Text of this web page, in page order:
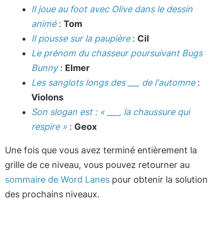
Il joue au foot avec Olive dans le dessin
animé: Tom
Il pousse sur la paupière: Cil
Le prénom du chasseur poursuivant Bugs
Bunny: Elmer
Les sanglots longs des ___ de l'automne:
Violons
Son slogan est : « ___, la chaussure qui
respire » : Geox
Une fois que vous avez terminé entièrement la
grille de ce niveau, vous pouvez retourner au
sommaire de Word Lanes pour obtenir la solution
des prochains niveaux.